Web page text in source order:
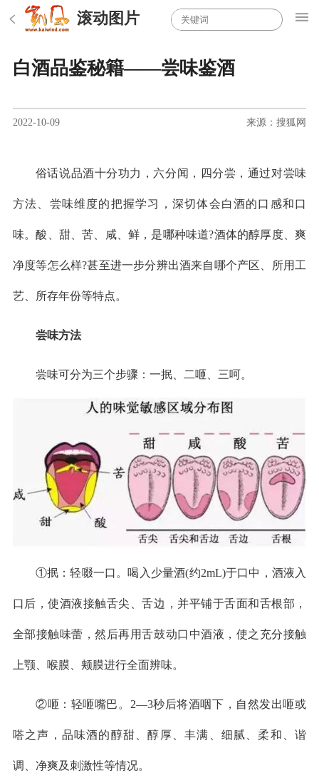
滚动图片
白酒品鉴秘籍——尝味鉴酒
2022-10-09 来源：搜狐网
俗话说品酒十分功力，六分闻，四分尝，通过对尝味
方法、尝味维度的把握学习，深切体会白酒的口感和口
味。酸、甜、苦、咸、鲜，是哪种味道?酒体的醇厚度、爽
净度等怎么样?甚至进一步分辨出酒来自哪个产区、所用工
艺、所存年份等特点。
尝味方法
尝味可分为三个步骤：一抿、二咂、三呵。
①抿：轻啜一口。喝入少量酒(约2mL)于口中，酒液入
口后，使酒液接触舌尖、舌边，并平铺于舌面和舌根部，
全部接触味蕾，然后再用舌鼓动口中酒液，使之充分接触
上颚、喉膜、颊膜进行全面辨味。
②咂：轻咂嘴巴。2—3秒后将酒咽下，自然发出咂或
嗒之声，品味酒的醇甜、醇厚、丰满、细腻、柔和、谐
调、净爽及刺激性等情况。